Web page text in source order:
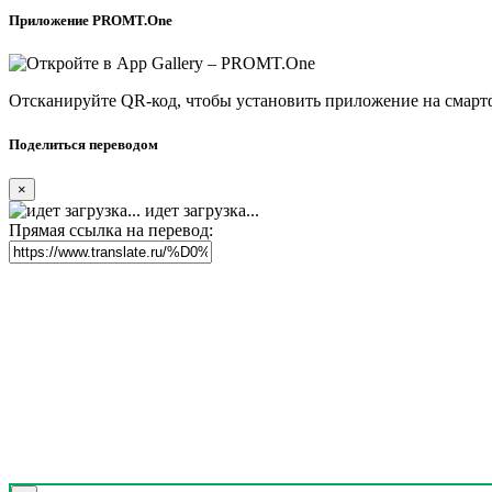
Приложение PROMT.One
Отсканируйте QR-код, чтобы установить приложение на
Поделиться переводом
×
идет загрузка...
Прямая ссылка на перевод: